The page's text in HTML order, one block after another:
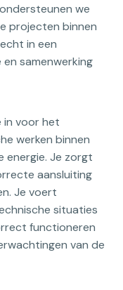
we
projecten binnen
in een
samenwerking
in voor het
werken binnen
energie. Je zorgt
aansluiting
Je voert
situaties
functioneren
van de